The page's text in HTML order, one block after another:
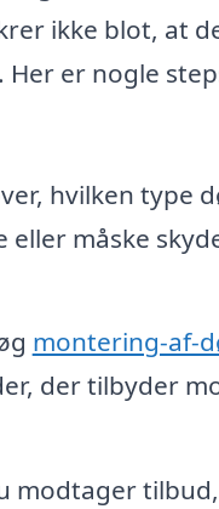
ikke blot, at
er nogle
hvilken type
måske
montering-af-
der tilbyder
modtager